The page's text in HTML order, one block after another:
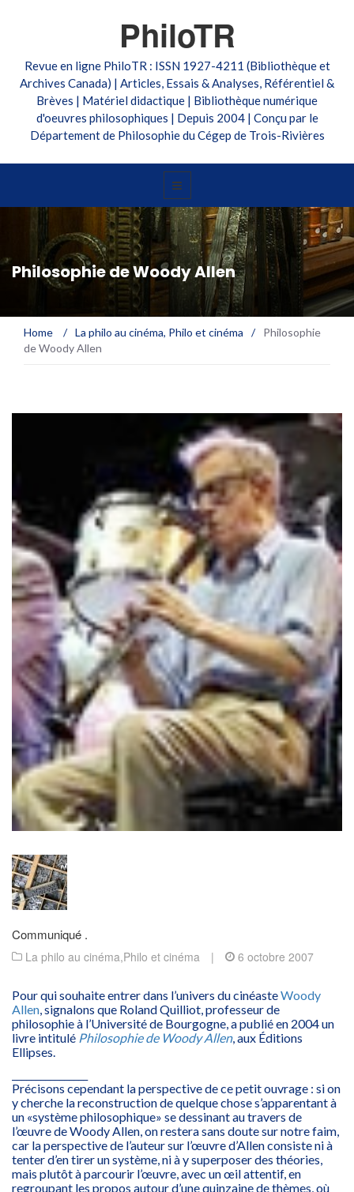
PhiloTR
Revue en ligne PhiloTR : ISSN 1927-4211 (Bibliothèque et
Archives Canada) | Articles, Essais & Analyses, Référentiel &
Brèves | Matériel didactique | Bibliothèque numérique
d'oeuvres philosophiques | Depuis 2004 | Conçu par le
Département de Philosophie du Cégep de Trois-Rivières
Philosophie de Woody Allen
Home / La philo au cinéma, Philo et cinéma /
Philosophie
de Woody Allen
Communiqué .
La philo au cinéma,Philo et cinéma | 6 octobre 2007
Pour qui souhaite entrer dans l’univers du cinéasteWoody
Allen, signalons que Roland Quilliot, professeur de
philosophie à l’Université de Bourgogne, a publié en 2004 un
livre intitulé Philosophie de Woody Allen, aux Éditions
Ellipses.
Précisons cependant la perspective de ce petit ouvrage : si on
y cherche la reconstruction de quelque chose s’apparentant à
un «système philosophique» se dessinant au travers de
l’œuvre de Woody Allen, on restera sans doute sur notre faim,
car la perspective de l’auteur sur l’œuvre d’Allen consiste ni à
tenter d’en tirer un système, ni à y superposer des théories,
mais plutôt à parcourir l’œuvre, avec un œil attentif, en
regroupant les propos autour d’une quinzaine de thèmes, où